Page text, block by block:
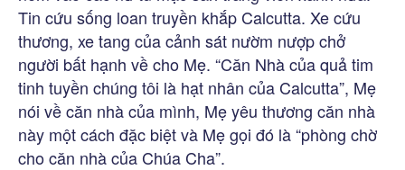
Tin cứu sống loan truyền khắp Calcutta. Xe cứu
thương, xe tang của cảnh sát nườm nượp chở
người bất hạnh về cho Mẹ. “Căn Nhà của quả tim
tinh tuyền chúng tôi là hạt nhân của Calcutta”, Mẹ
nói về căn nhà của mình, Mẹ yêu thương căn nhà
này một cách đặc biệt và Mẹ gọi đó là “phòng chờ
cho căn nhà của Chúa Cha”.